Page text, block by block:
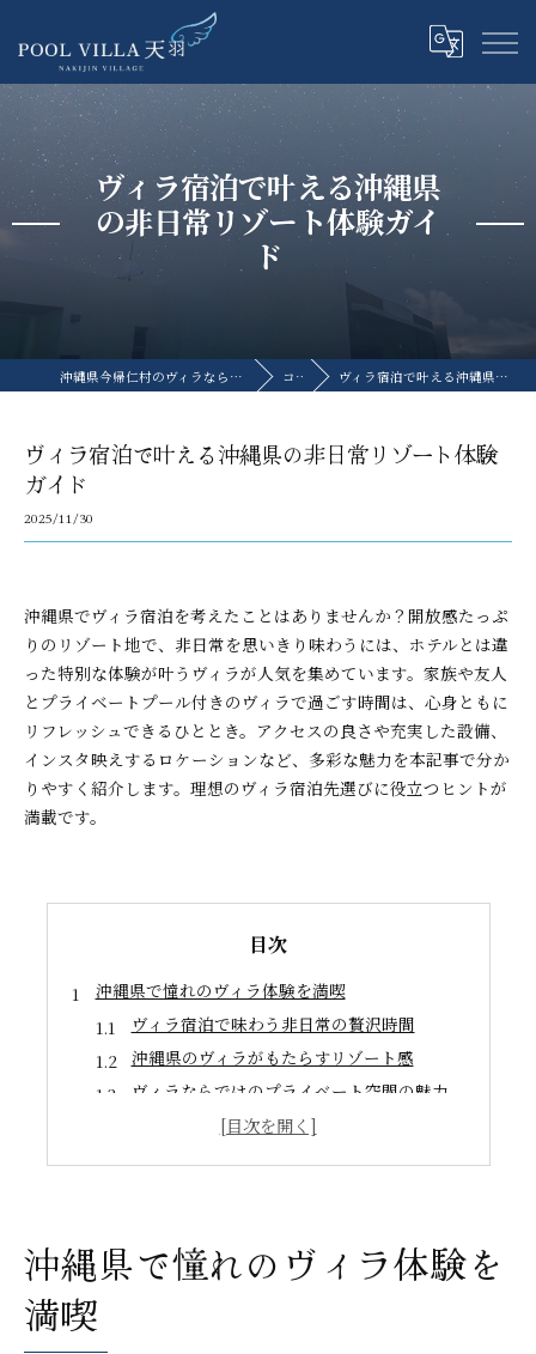
ヴィラ宿泊で叶える沖縄県
の非日常リゾート体験ガイ
ド
沖縄県今帰仁村のヴィラならプライベートプールヴィラ天羽 コラム ヴィラ宿泊で叶える沖縄県の非日常リゾート体験ガイド
ヴィラ宿泊で叶える沖縄県の非日常リゾート体験
ガイド
2025/11/30
沖縄県でヴィラ宿泊を考えたことはありませんか？開放感たっぷ
りのリゾート地で、非日常を思いきり味わうには、ホテルとは違
った特別な体験が叶うヴィラが人気を集めています。家族や友人
とプライベートプール付きのヴィラで過ごす時間は、心身ともに
リフレッシュできるひととき。アクセスの良さや充実した設備、
インスタ映えするロケーションなど、多彩な魅力を本記事で分か
りやすく紹介します。理想のヴィラ宿泊先選びに役立つヒントが
満載です。
目次
沖縄県で憧れのヴィラ体験を満喫
ヴィラ宿泊で味わう非日常の贅沢時間
沖縄県のヴィラがもたらすリゾート感
ヴィラならではのプライベート空間の魅力
ヴィラ宿泊で心身ともにリフレッシュ体験
ヴィラ滞在の魅力はプライベート感にあり
沖縄県で憧れのヴィラ体験を
満喫